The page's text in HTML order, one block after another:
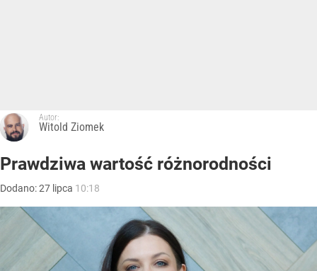
Autor:
Witold Ziomek
Prawdziwa wartość różnorodności
Dodano:27 lipca 10:18